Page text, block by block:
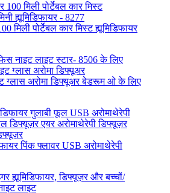
मिली पोर्टेबल कार मिस्ट ह्यूमिडिफायर
ग्लास अरोमा डिफ्यूअर बेडरूम ओ के लिए
पिंक फ्लावर USB अरोमाथेरेपी